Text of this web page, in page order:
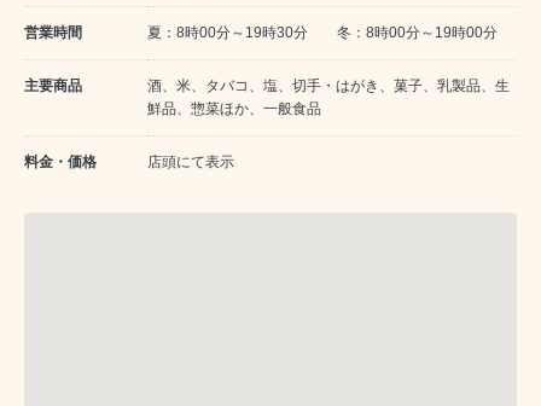
営業時間 夏：8時00分～19時30分 冬：8時00分～19時00分
主要商品
酒、米、タバコ、塩、切手・はがき、菓子、乳製品、生
鮮品、惣菜ほか、一般食品
料金・価格 店頭にて表示